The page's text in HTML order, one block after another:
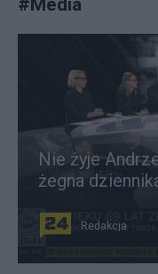
Nie żyje
żegna
Redakcja